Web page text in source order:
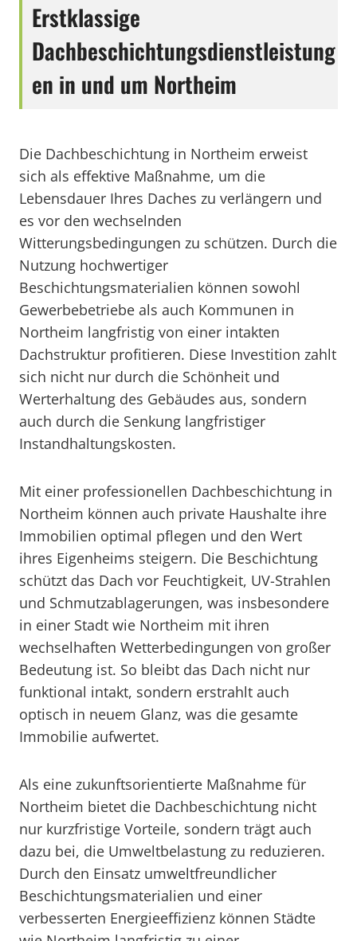
Erstklassige
Dachbeschichtungsdienstleistung
en in und um Northeim
Die Dachbeschichtung in Northeim erweist
sich als effektive Maßnahme, um die
Lebensdauer Ihres Daches zu verlängern und
es vor den wechselnden
Witterungsbedingungen zu schützen. Durch die
Nutzung hochwertiger
Beschichtungsmaterialien können sowohl
Gewerbebetriebe als auch Kommunen in
Northeim langfristig von einer intakten
Dachstruktur profitieren. Diese Investition zahlt
sich nicht nur durch die Schönheit und
Werterhaltung des Gebäudes aus, sondern
auch durch die Senkung langfristiger
Instandhaltungskosten.
Mit einer professionellen Dachbeschichtung in
Northeim können auch private Haushalte ihre
Immobilien optimal pflegen und den Wert
ihres Eigenheims steigern. Die Beschichtung
schützt das Dach vor Feuchtigkeit, UV-Strahlen
und Schmutzablagerungen, was insbesondere
in einer Stadt wie Northeim mit ihren
wechselhaften Wetterbedingungen von großer
Bedeutung ist. So bleibt das Dach nicht nur
funktional intakt, sondern erstrahlt auch
optisch in neuem Glanz, was die gesamte
Immobilie aufwertet.
Als eine zukunftsorientierte Maßnahme für
Northeim bietet die Dachbeschichtung nicht
nur kurzfristige Vorteile, sondern trägt auch
dazu bei, die Umweltbelastung zu reduzieren.
Durch den Einsatz umweltfreundlicher
Beschichtungsmaterialien und einer
verbesserten Energieeffizienz können Städte